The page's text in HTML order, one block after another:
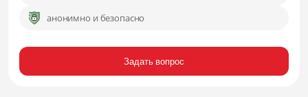
Задать вопрос
анонимно и безопасно